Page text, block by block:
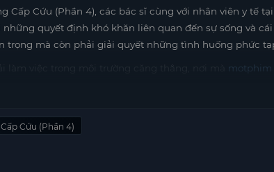
Cấp Cứu (Phần 4), các bác sĩ cùng với nhân viên y tế
quyết định khó khăn liên quan đến sự sống và
trọng mà còn phải giải quyết những tình huống phức
motphim
khẩn cấp yêu cầu họ phải đưa ra những quyết định
trong đời sống riêng tư của các bác sĩ và nhân viên
Cứu (Phần 4)